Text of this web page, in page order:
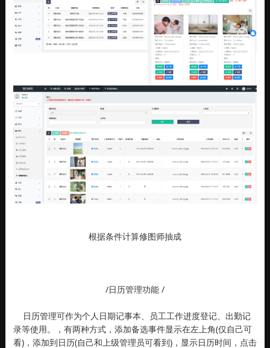
根据条件计算修图师抽成
/日历管理功能 /
日历管理可作为个人日期记事本、员工工作进度登记、出勤记
录等使用。，有两种方式，添加备选事件显示在左上角(仅自己可
看)，添加到日历(自己和上级管理员可看到)，显示日历时间，点击